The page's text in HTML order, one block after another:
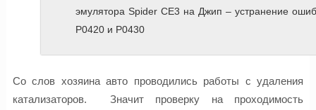
эмулятора Spider CE3 на Джип – устранение
P0420 и P0430
Со слов хозяина авто проводились работы с удаления
катализаторов. Значит проверку на проходимость